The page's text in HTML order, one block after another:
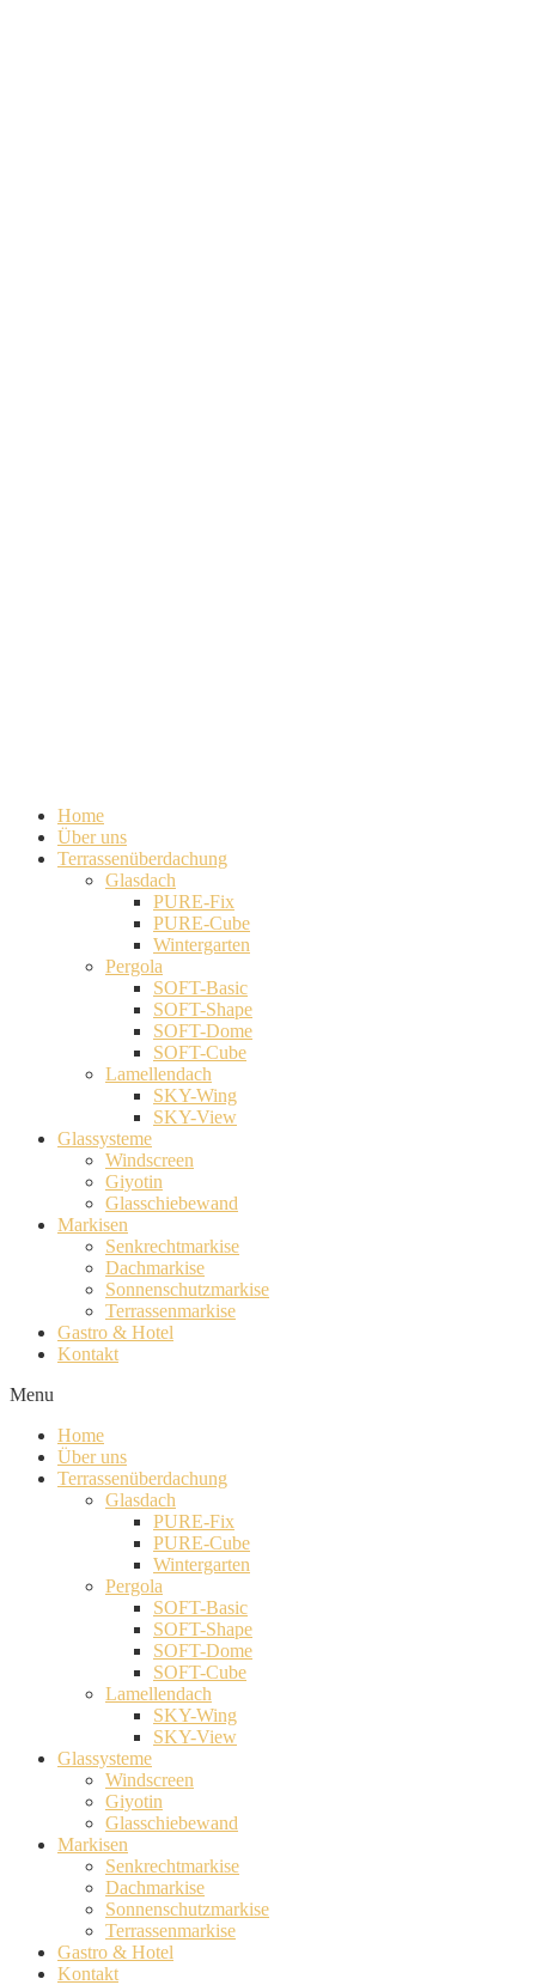
Home
Über uns
Terrassenüberdachung
Glasdach
PURE-Fix
PURE-Cube
Wintergarten
Pergola
SOFT-Basic
SOFT-Shape
SOFT-Dome
SOFT-Cube
Lamellendach
SKY-Wing
SKY-View
Glassysteme
Windscreen
Giyotin
Glasschiebewand
Markisen
Senkrechtmarkise
Dachmarkise
Sonnenschutzmarkise
Terrassenmarkise
Gastro & Hotel
Kontakt
Menu
Home
Über uns
Terrassenüberdachung
Glasdach
PURE-Fix
PURE-Cube
Wintergarten
Pergola
SOFT-Basic
SOFT-Shape
SOFT-Dome
SOFT-Cube
Lamellendach
SKY-Wing
SKY-View
Glassysteme
Windscreen
Giyotin
Glasschiebewand
Markisen
Senkrechtmarkise
Dachmarkise
Sonnenschutzmarkise
Terrassenmarkise
Gastro & Hotel
Kontakt